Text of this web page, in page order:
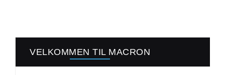
VELKOMMEN TIL MACRON